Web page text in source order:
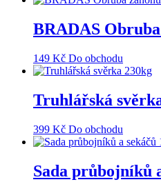
BRADAS
149 Kč Do obchodu
Truhlářská
399 Kč Do obchodu
Sada průbojníků